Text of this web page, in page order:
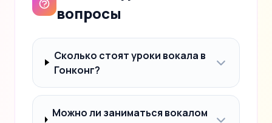
вопросы
Сколько стоят уроки вокала в
Гонконг?
Можно ли заниматься вокалом